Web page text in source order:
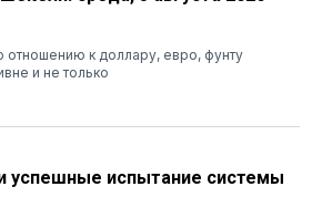
отношению к доллару, евро, фунту
и не только
успешные испытание системы